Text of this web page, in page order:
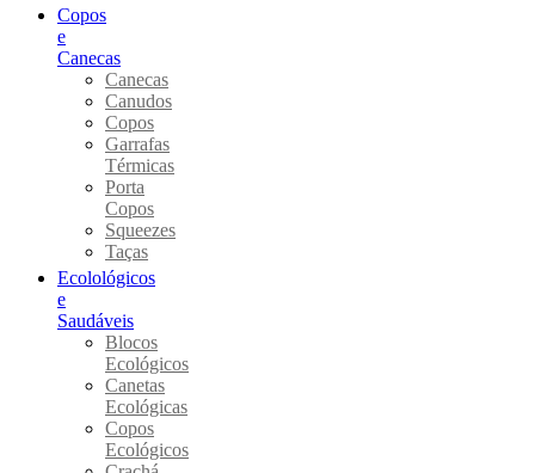
Copos
e
Canecas
Canecas
Canudos
Copos
Garrafas
Térmicas
Porta
Copos
Squeezes
Taças
Ecolológicos
e
Saudáveis
Blocos
Ecológicos
Canetas
Ecológicas
Copos
Ecológicos